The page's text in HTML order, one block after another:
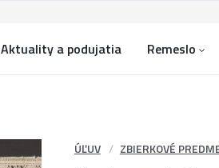
Aktuality a podujatia Remeslo
ÚĽUV ZBIERKOVÉ